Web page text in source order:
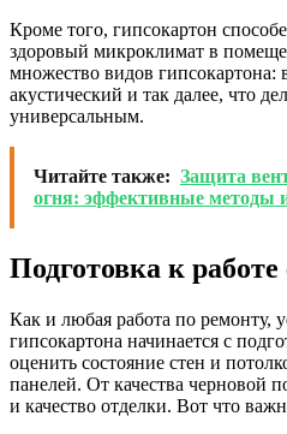
Кроме того, гипсокартон
здоровый микроклимат в
множество видов гипсокартона:
акустический и так далее, что
универсальным.
Читайте также: Защита
огня: эффективные методы
Подготовка к
Как и любая работа по ремонту,
гипсокартона начинается с
оценить состояние стен и
панелей. От качества черновой
и качество отделки. Вот что